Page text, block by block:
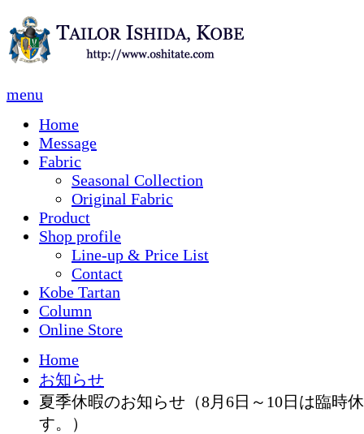
menu
Home
Message
Fabric
Seasonal Collection
Original Fabric
Product
Shop profile
Line-up & Price List
Contact
Kobe Tartan
Column
Online Store
Home
お知らせ
夏季休暇のお知らせ（8月6日～10日は臨時
す。）